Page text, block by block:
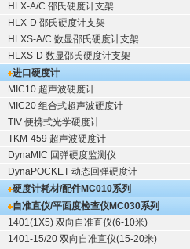
HLX-A/C 邵氏硬度计支架
HLX-D 邵氏硬度计支架
HLXS-A/C 数显邵氏硬度计支架
HLXS-D 数显邵氏硬度计支架
进口硬度计
MIC10 超声波硬度计
MIC20 组合式超声波硬度计
TIV 便携式光学硬度计
TKM-459 超声波硬度计
DynaMIC 回弹硬度监测仪
DynaPOCKET 动态回弹硬度计
硬度计耗材/配件MC010系列
自准直仪/平面度检查仪MC030系列
1401(1X5) 双向自准直仪(6-10米)
1401-15/20 双向自准直仪(15-20米)